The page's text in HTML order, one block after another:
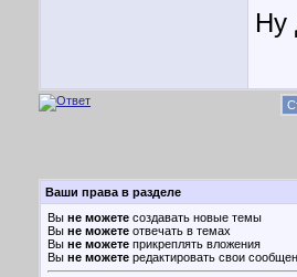
Ну
Ваши права в разделе
Вы не можете создавать новые темы
Вы не можете отвечать в темах
Вы не можете прикреплять вложения
Вы не можете редактировать свои